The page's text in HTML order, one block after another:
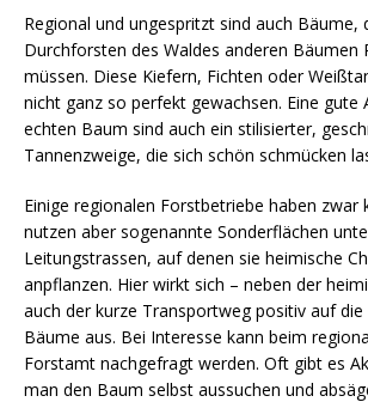
Regional und ungespritzt sind auch Bäume,
Durchforsten des Waldes anderen Bäumen
müssen. Diese Kiefern, Fichten oder
nicht ganz so perfekt gewachsen. Eine gute
echten Baum sind auch ein stilisierter,
Tannenzweige, die sich schön schmücken
Einige regionalen Forstbetriebe haben zwar
nutzen aber sogenannte Sonderflächen
Leitungstrassen, auf denen sie heimische
anpflanzen. Hier wirkt sich – neben der
auch der kurze Transportweg positiv auf
Bäume aus. Bei Interesse kann beim
Forstamt nachgefragt werden. Oft gibt es
man den Baum selbst aussuchen und